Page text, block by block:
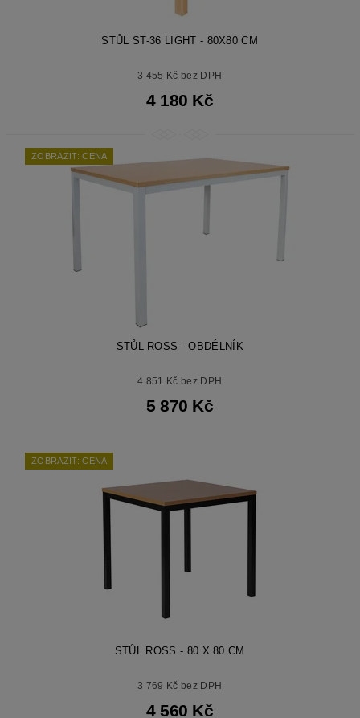
STŮL ST-36 LIGHT - 80X80 CM
3 455 Kč bez DPH
4 180 Kč
ZOBRAZIT: CENA
STŮL ROSS - OBDÉLNÍK
4 851 Kč bez DPH
5 870 Kč
ZOBRAZIT: CENA
STŮL ROSS - 80 X 80 CM
3 769 Kč bez DPH
4 560 Kč